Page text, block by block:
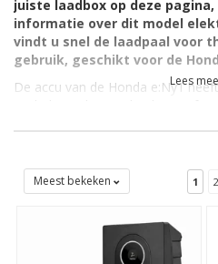
juiste laadbox op deze
informatie over dit model
vindt u snel de laadpaal voor
gebruik, geschikt voor de
De accu van de Honda e:Ny1
De lader in de Honda e:Ny1 kan
Welk soort laadstation voor de
De Honda e:Ny1 heeft aan
EV Laadbox Type 2, 3 fase, 16A
Heeft u een 1 fasige aansluiting
Lees
Meest bekeken 1 2